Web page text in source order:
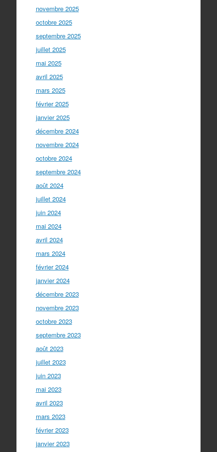
novembre 2025
octobre 2025
septembre 2025
juillet 2025
mai 2025
avril 2025
mars 2025
février 2025
janvier 2025
décembre 2024
novembre 2024
octobre 2024
septembre 2024
août 2024
juillet 2024
juin 2024
mai 2024
avril 2024
mars 2024
février 2024
janvier 2024
décembre 2023
novembre 2023
octobre 2023
septembre 2023
août 2023
juillet 2023
juin 2023
mai 2023
avril 2023
mars 2023
février 2023
janvier 2023